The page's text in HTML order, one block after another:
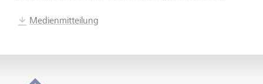
Medienmitteilung